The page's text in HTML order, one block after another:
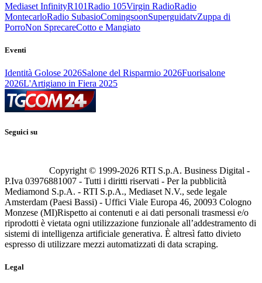
Mediaset InfinityR101Radio 105Virgin RadioRadio
MontecarloRadio SubasioComingsoonSuperguidatvZuppa di
PorroNon SprecareCotto e Mangiato
Eventi
Identità Golose 2026Salone del Risparmio 2026Fuorisalone
2026L'Artigiano in Fiera 2025
Seguici su
Copyright © 1999-2026 RTI S.p.A. Business Digital -
P.Iva 03976881007 - Tutti i diritti riservati - Per la pubblicità
Mediamond S.p.A. - RTI S.p.A., Mediaset N.V., sede legale
Amsterdam (Paesi Bassi) - Uffici Viale Europa 46, 20093 Cologno
Monzese (MI)Rispetto ai contenuti e ai dati personali trasmessi e/o
riprodotti è vietata ogni utilizzazione funzionale all’addestramento di
sistemi di intelligenza artificiale generativa. È altresì fatto divieto
espresso di utilizzare mezzi automatizzati di data scraping.
Legal